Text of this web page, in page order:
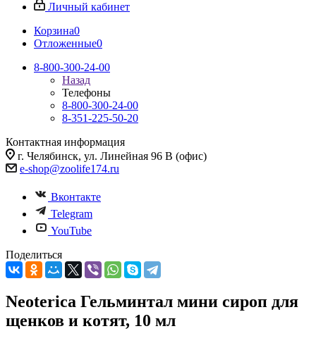
Личный кабинет
Корзина0
Отложенные0
8-800-300-24-00
Назад
Телефоны
8-800-300-24-00
8-351-225-50-20
Контактная информация
г. Челябинск, ул. Линейная 96 В (офис)
e-shop@zoolife174.ru
Вконтакте
Telegram
YouTube
Поделиться
Neoterica Гельминтал мини сироп для
щенков и котят, 10 мл